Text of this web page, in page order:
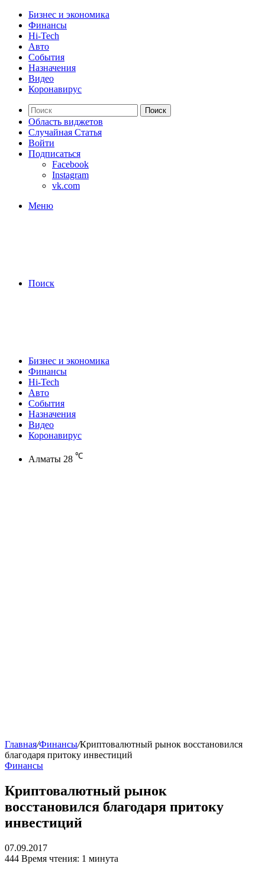
Бизнес и экономика
Финансы
Hi-Tech
Авто
События
Назначения
Видео
Коронавирус
Поиск
Область виджетов
Случайная Статья
Войти
Подписаться
Facebook
Instagram
vk.com
Меню
Поиск
Бизнес и экономика
Финансы
Hi-Tech
Авто
События
Назначения
Видео
Коронавирус
Алматы 28 ℃
Главная/Финансы/Криптовалютный рынок восстановился
благодаря притоку инвестиций
Финансы
Криптовалютный рынок
восстановился благодаря притоку
инвестиций
07.09.2017
444 Время чтения: 1 минута